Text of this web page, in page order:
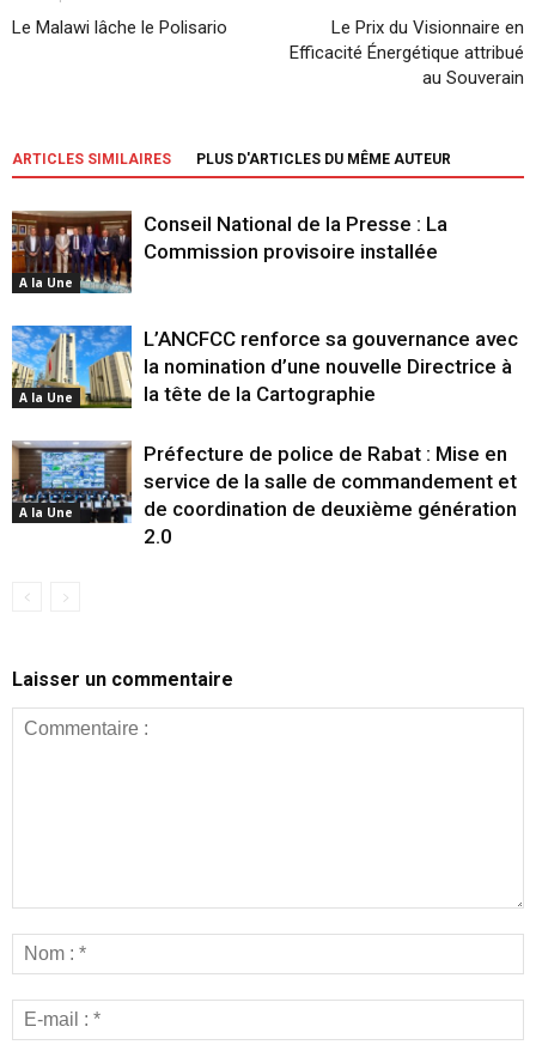
Le Malawi lâche le Polisario
Le Prix du Visionnaire en
Efficacité Énergétique attribué
au Souverain
ARTICLES SIMILAIRES PLUS D'ARTICLES DU MÊME AUTEUR
A la Une
Conseil National de la Presse : La
Commission provisoire installée
A la Une
L’ANCFCC renforce sa gouvernance avec
la nomination d’une nouvelle Directrice à
la tête de la Cartographie
A la Une
Préfecture de police de Rabat : Mise en
service de la salle de commandement et
de coordination de deuxième génération
2.0
Laisser un commentaire